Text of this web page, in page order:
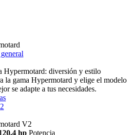
Hypermotard: diversión y estilo
la gama Hypermotard y elige el modelo
se adapte a tus necesidades.
V2
hp Potencia